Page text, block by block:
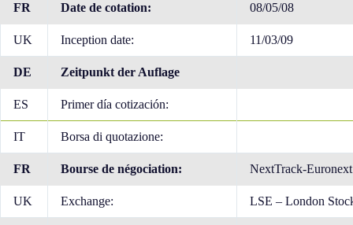
FR Date de cotation: 08/05/08
UK Inception date: 11/03/09
DE Zeitpunkt der Auflage
ES Primer día cotización:
IT Borsa di quotazione:
FR Bourse de négociation: NextTrack-
UK Exchange: LSE – London